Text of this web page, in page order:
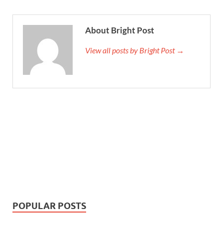
About Bright Post
View all posts by Bright Post →
POPULAR POSTS